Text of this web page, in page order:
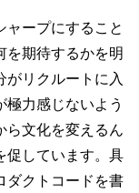
ャープにすること
を期待するかを明
リクルートに入
力感じないよう
ら文化を変えるん
促しています。具
ダクトコードを書